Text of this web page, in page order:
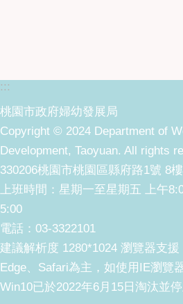
:::
桃園市政府婦幼發展局
Copyright © 2024 Department of
Development, Taoyuan. All rights
330206桃園市桃園區縣府路1號 8樓
上班時間：星期一至星期五 上午
5:00
電話：03-3322101
建議解析度 1280*1024 瀏覽器支援
Edge、Safari為主，如使用IE瀏覽
Win10已於2022年6月15日淘汰並停